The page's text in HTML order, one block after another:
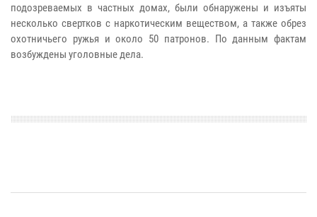
подозреваемых в частных домах, были обнаружены и изъяты
несколько свертков с наркотическим веществом, а также обрез
охотничьего ружья и около 50 патронов. По данным фактам
возбуждены уголовные дела.